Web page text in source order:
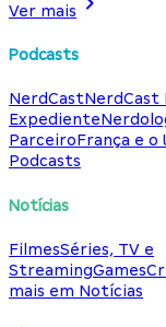
Ver mais
Podcasts
NerdCastNerdCast
Expediente
ParceiroFrança e
Podcasts
Notícias
FilmesSéries, TV e
StreamingGames
mais em Notícias